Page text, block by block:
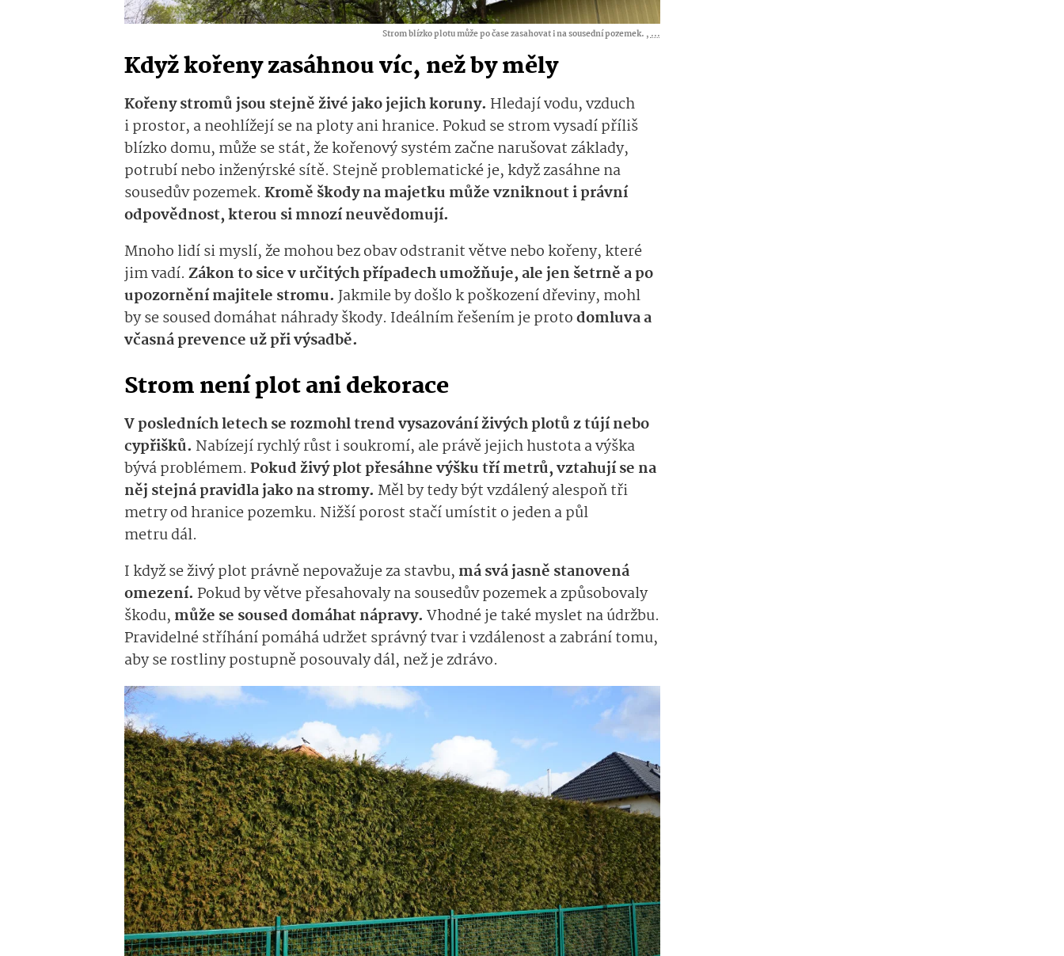
Strom blízko plotu může po čase zasahovat i na sousední pozemek. ,...
Když kořeny zasáhnou víc, než by měly
Kořeny stromů jsou stejně živé jako jejich koruny. Hledají vodu, vzduch
i prostor, a neohlížejí se na ploty ani hranice. Pokud se strom vysadí příliš
blízko domu, může se stát, že kořenový systém začne narušovat základy,
potrubí nebo inženýrské sítě. Stejně problematické je, když zasáhne na
sousedův pozemek. Kromě škody na majetku může vzniknout i právní
odpovědnost, kterou si mnozí neuvědomují.
Mnoho lidí si myslí, že mohou bez obav odstranit větve nebo kořeny, které
jim vadí. Zákon to sice v určitých případech umožňuje, ale jen šetrně a po
upozornění majitele stromu. Jakmile by došlo k poškození dřeviny, mohl
by se soused domáhat náhrady škody. Ideálním řešením je protodomluva a
včasná prevence už při výsadbě.
Strom není plot ani dekorace
V posledních letech se rozmohl trend vysazování živých plotů z tújí nebo
cypřišků. Nabízejí rychlý růst i soukromí, ale právě jejich hustota a výška
bývá problémem. Pokud živý plot přesáhne výšku tří metrů, vztahují se na
něj stejná pravidla jako na stromy. Měl by tedy být vzdálený alespoň tři
metry od hranice pozemku. Nižší porost stačí umístit o jeden a půl
metru dál.
I když se živý plot právně nepovažuje za stavbu, má svá jasně stanovená
omezení. Pokud by větve přesahovaly na sousedův pozemek a způsobovaly
škodu, může se soused domáhat nápravy. Vhodné je také myslet na údržbu.
Pravidelné stříhání pomáhá udržet správný tvar i vzdálenost a zabrání tomu,
aby se rostliny postupně posouvaly dál, než je zdrávo.